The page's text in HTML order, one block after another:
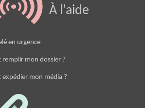
À l'aide
en urgence
remplir mon dossier ?
expédier mon média ?